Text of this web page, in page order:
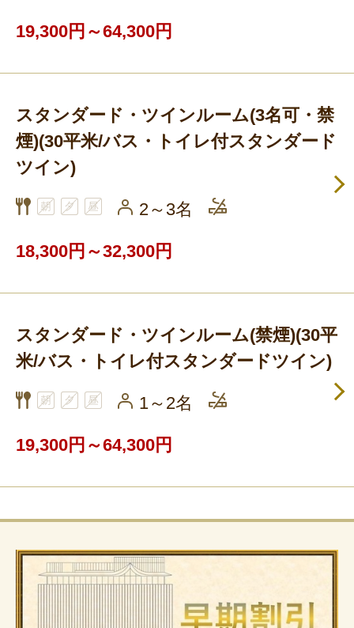
19,300円～64,300円
スタンダード・ツインルーム(3名可・禁
煙)(30平米/バス・トイレ付スタンダード
ツイン)
2～3名
18,300円～32,300円
スタンダード・ツインルーム(禁煙)(30平
米/バス・トイレ付スタンダードツイン)
1～2名
19,300円～64,300円